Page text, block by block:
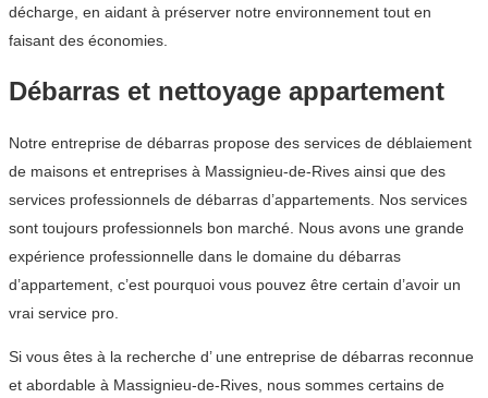
décharge, en aidant à préserver notre environnement tout en
faisant des économies.
Débarras et nettoyage appartement
Notre entreprise de débarras propose des services de déblaiement
de maisons et entreprises à Massignieu-de-Rives ainsi que des
services professionnels de débarras d’appartements. Nos services
sont toujours professionnels bon marché. Nous avons une grande
expérience professionnelle dans le domaine du débarras
d’appartement, c’est pourquoi vous pouvez être certain d’avoir un
vrai service pro.
Si vous êtes à la recherche d’ une entreprise de débarras reconnue
et abordable à Massignieu-de-Rives, nous sommes certains de